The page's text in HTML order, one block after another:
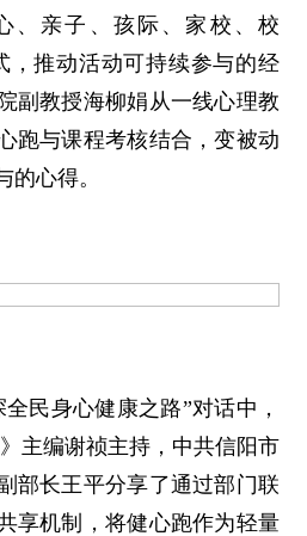
、亲子、孩际、家校、校
，推动活动可持续参与的经
副教授海柳娟从一线心理教
跑与课程考核结合，变被动
的心得。
身心健康之路”对话中，
》主编谢祯主持，中共信阳市
部长王平分享了通过部门联
享机制，将健心跑作为轻量